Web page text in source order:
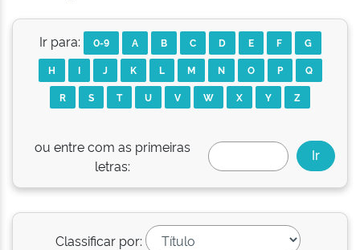
Ir para: 0-9 A B C D E F
G
H
I J K L M N O P
Q
R
S T U V W X Y Z
ou entre com as primeiras
letras:
Classificar por: